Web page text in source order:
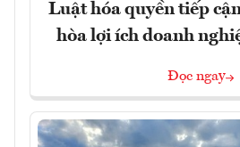
Luật hóa quyền tiếp
hòa lợi ích doanh
Đọc ngay